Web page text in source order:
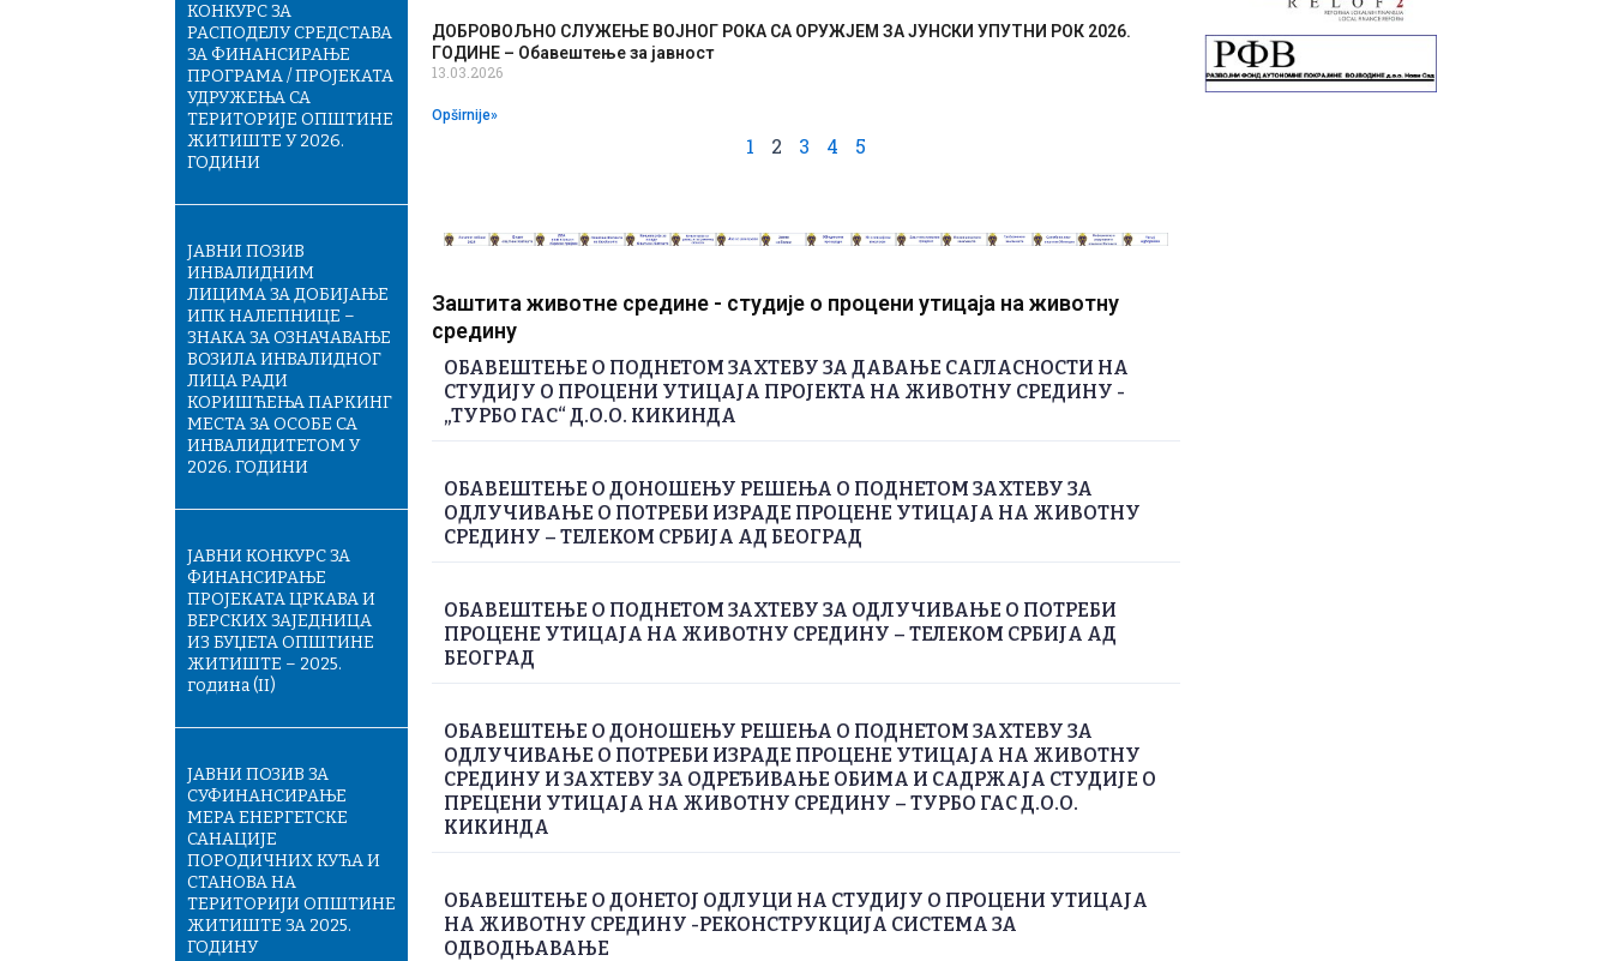
КОНКУРС ЗА
РАСПОДЕЛУ СРЕДСТАВА
ЗА ФИНАНСИРАЊЕ
ПРОГРАМА / ПРОЈЕКАТА
УДРУЖЕЊА СА
ТЕРИТОРИЈЕ ОПШТИНЕ
ЖИТИШТЕ У 2026.
ГОДИНИ
JАВНИ ПОЗИВ
ИНВАЛИДНИМ
ЛИЦИМА ЗА ДОБИЈАЊЕ
ИПК НАЛЕПНИЦЕ –
ЗНАКА ЗА ОЗНАЧАВАЊЕ
ВОЗИЛА ИНВАЛИДНОГ
ЛИЦА РАДИ
КОРИШЋЕЊА ПАРКИНГ
МЕСТА ЗА ОСОБЕ СА
ИНВАЛИДИТЕТОМ У
2026. ГОДИНИ
ЈАВНИ КОНКУРС ЗА
ФИНАНСИРАЊЕ
ПРОЈЕКАТА ЦРКАВА И
ВЕРСКИХ ЗАЈЕДНИЦА
ИЗ БУЏЕТА ОПШТИНЕ
ЖИТИШТЕ – 2025.
година (II)
ЈАВНИ ПОЗИВ ЗА
СУФИНАНСИРАЊЕ
МЕРА ЕНЕРГЕТСКЕ
САНАЦИЈЕ
ПОРОДИЧНИХ КУЋА И
СТАНОВА НА
ТЕРИТОРИЈИ ОПШТИНЕ
ЖИТИШТЕ ЗА 2025.
ГОДИНУ
ДОБРОВОЉНО СЛУЖЕЊЕ ВОЈНОГ РОКА СА ОРУЖЈЕМ ЗА ЈУНСКИ УПУТНИ РОК 2026.
ГОДИНЕ – Обавештење за јавност
13.03.2026
Opširnije»
1 2 3 4 5
Заштита животне средине - студије о процени утицаја на животну
средину
ОБАВЕШТЕЊЕ О ПОДНЕТОМ ЗАХТЕВУ ЗА ДАВАЊЕ САГЛАСНОСТИ НА
СТУДИЈУ О ПРОЦЕНИ УТИЦАЈА ПРОЈЕКТА НА ЖИВОТНУ СРЕДИНУ -
„ТУРБО ГАС“ Д.О.О. КИКИНДА
ОБАВЕШТЕЊЕ О ДОНОШЕЊУ РЕШЕЊА О ПОДНЕТОМ ЗАХТЕВУ ЗА
ОДЛУЧИВАЊЕ О ПОТРЕБИ ИЗРАДЕ ПРОЦЕНЕ УТИЦАЈА НА ЖИВОТНУ
СРЕДИНУ – ТЕЛЕКОМ СРБИЈА АД БЕОГРАД
ОБАВЕШТЕЊЕ О ПОДНЕТОМ ЗАХТЕВУ ЗА ОДЛУЧИВАЊЕ О ПОТРЕБИ
ПРОЦЕНЕ УТИЦАЈА НА ЖИВОТНУ СРЕДИНУ – ТЕЛЕКОМ СРБИЈА АД
БЕОГРАД
ОБАВЕШТЕЊЕ О ДОНОШЕЊУ РЕШЕЊА О ПОДНЕТОМ ЗАХТЕВУ ЗА
ОДЛУЧИВАЊЕ О ПОТРЕБИ ИЗРАДЕ ПРОЦЕНЕ УТИЦАЈА НА ЖИВОТНУ
СРЕДИНУ И ЗАХТЕВУ ЗА ОДРЕЂИВАЊЕ ОБИМА И САДРЖАЈА СТУДИЈЕ О
ПРЕЦЕНИ УТИЦАЈА НА ЖИВОТНУ СРЕДИНУ – ТУРБО ГАС Д.О.О.
КИКИНДА
ОБАВЕШТЕЊЕ О ДОНЕТОЈ ОДЛУЦИ НА СТУДИЈУ О ПРОЦЕНИ УТИЦАЈА
НА ЖИВОТНУ СРЕДИНУ -РЕКОНСТРУКЦИЈА СИСТЕМА ЗА
ОДВОДЊАВАЊЕ